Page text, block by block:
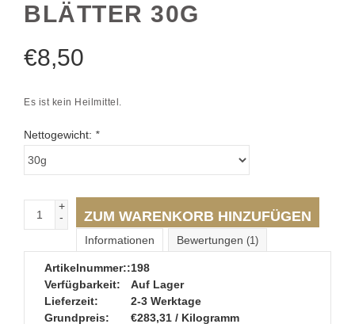
BLÄTTER 30G
€8,50
Es ist kein Heilmittel.
Nettogewicht: *
+
-
ZUM WARENKORB HINZUFÜGEN
Informationen Bewertungen (1)
Artikelnummer::198
Verfügbarkeit:
Auf Lager
Lieferzeit:
2-3 Werktage
Grundpreis:
€283,31 / Kilogramm